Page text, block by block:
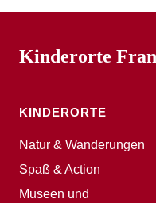
Kinderorte
KINDERORTE
Natur & Wanderungen
Spaß & Action
Museen und